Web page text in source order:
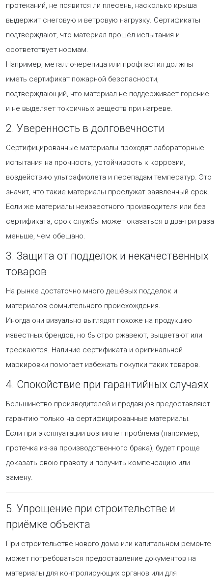
протеканий, не появится ли плесень, насколько крыша
выдержит снеговую и ветровую нагрузку. Сертификаты
подтверждают, что материал прошёл испытания и
соответствует нормам.
Например, металлочерепица или профнастил должны
иметь сертификат пожарной безопасности,
подтверждающий, что материал не поддерживает горение
и не выделяет токсичных веществ при нагреве.
2. Уверенность в долговечности
Сертифицированные материалы проходят лабораторные
испытания на прочность, устойчивость к коррозии,
воздействию ультрафиолета и перепадам температур. Это
значит, что такие материалы прослужат заявленный срок.
Если же материалы неизвестного производителя или без
сертификата, срок службы может оказаться в два-три раза
меньше, чем обещано.
3. Защита от подделок и некачественных
товаров
На рынке достаточно много дешёвых подделок и
материалов сомнительного происхождения.
Иногда они визуально выглядят похоже на продукцию
известных брендов, но быстро ржавеют, выцветают или
трескаются. Наличие сертификата и оригинальной
маркировки помогает избежать покупки таких товаров.
4. Спокойствие при гарантийных случаях
Большинство производителей и продавцов предоставляют
гарантию только на сертифицированные материалы.
Если при эксплуатации возникнет проблема (например,
протечка из-за производственного брака), будет проще
доказать свою правоту и получить компенсацию или
замену.
5. Упрощение при строительстве и
приёмке объекта
При строительстве нового дома или капитальном ремонте
может потребоваться предоставление документов на
материалы для контролирующих органов или для